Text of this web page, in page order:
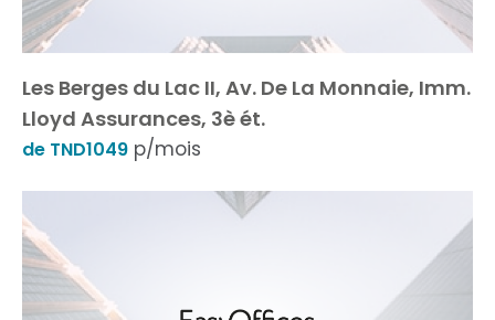
Les Berges du Lac II, Av. De La Monnaie, Imm.
Lloyd Assurances, 3è ét.
de TND1049 p/mois